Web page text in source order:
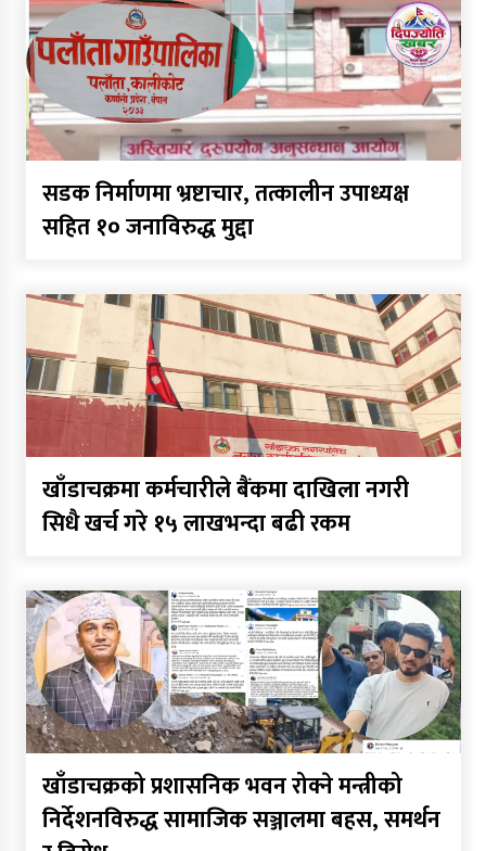
सडक निर्माणमा भ्रष्टाचार, तत्कालीन उपाध्यक्ष
सहित १० जनाविरुद्ध मुद्दा
खाँडाचक्रमा कर्मचारीले बैंकमा दाखिला नगरी
सिधै खर्च गरे १५ लाखभन्दा बढी रकम
खाँडाचक्रको प्रशासनिक भवन रोक्ने मन्त्रीको
निर्देशनविरुद्ध सामाजिक सञ्जालमा बहस, समर्थन